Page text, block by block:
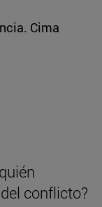
Cima
conflicto?